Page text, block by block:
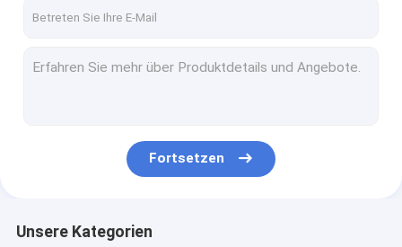
Fortsetzen
Unsere Kategorien